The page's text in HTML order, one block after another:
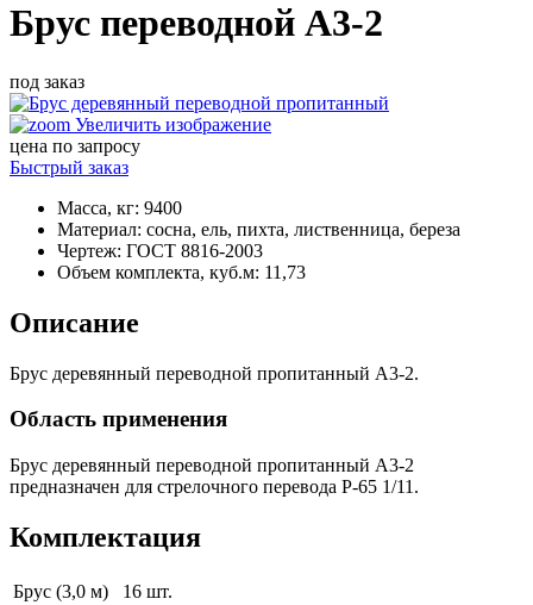
Брус переводной А3-2
под заказ
Увеличить изображение
цена по запросу
Быстрый заказ
Масса, кг: 9400
Материал: сосна, ель, пихта, лиственница, береза
Чертеж: ГОСТ 8816-2003
Объем комплекта, куб.м: 11,73
Описание
Брус деревянный переводной пропитанный А3-2.
Область применения
Брус деревянный переводной пропитанный А3-2
предназначен для стрелочного перевода Р-65 1/11.
Комплектация
Брус (3,0 м)
16 шт.